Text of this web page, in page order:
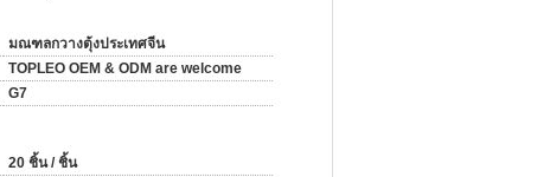
มณฑลกวางตุ้งประเทศจีน
TOPLEO OEM & ODM are welcome
G7
20 ชิ้น / ชิ้น